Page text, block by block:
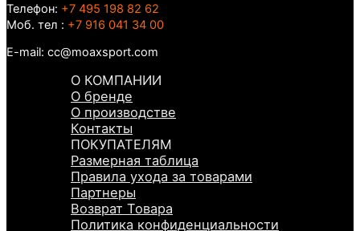
Телефон: +7 495 198 82 62
Моб. тел : +7 916 041 34 00
E-mail: cc@moaxsport.com
О КОМПАНИИ
О бренде
О производстве
Контакты
ПОКУПАТЕЛЯМ
Размерная таблица
Правила ухода за товарами
Партнеры
Возврат Товара
Политика конфиденциальности